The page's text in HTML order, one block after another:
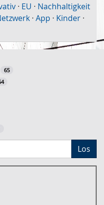
· EU · Nachhaltigkeit
· App · Kinder ·
65
Los